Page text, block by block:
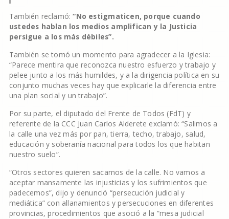
También reclamó:“No estigmaticen, porque cuando
ustedes hablan los medios amplifican y la Justicia
persigue a los más débiles”.
También se tomó un momento para agradecer a la Iglesia:
“Parece mentira que reconozca nuestro esfuerzo y trabajo y
pelee junto a los más humildes, y a la dirigencia política en su
conjunto muchas veces hay que explicarle la diferencia entre
una plan social y un trabajo”.
Por su parte, el diputado del Frente de Todos (FdT) y
referente de la CCC Juan Carlos Alderete exclamó: “Salimos a
la calle una vez más por pan, tierra, techo, trabajo, salud,
educación y soberanía nacional para todos los que habitan
nuestro suelo”.
“Otros sectores quieren sacarnos de la calle. No vamos a
aceptar mansamente las injusticias y los sufrimientos que
padecemos”, dijo y denunció “persecución judicial y
mediática” con allanamientos y persecuciones en diferentes
provincias, procedimientos que asoció a la “mesa judicial